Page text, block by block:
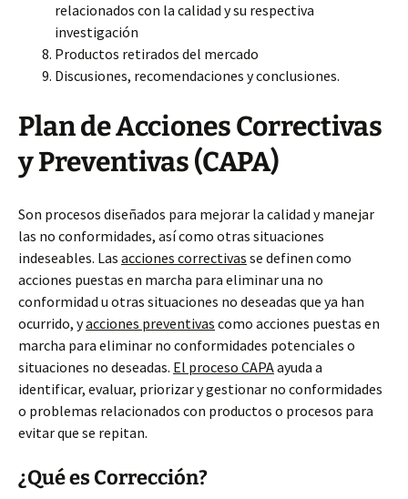
relacionados con la calidad y su respectiva
investigación
Productos retirados del mercado
Discusiones, recomendaciones y conclusiones.
Plan de Acciones Correctivas
y Preventivas (CAPA)
Son procesos diseñados para mejorar la calidad y manejar
las no conformidades, así como otras situaciones
indeseables. Las acciones correctivas se definen como
acciones puestas en marcha para eliminar una no
conformidad u otras situaciones no deseadas que ya han
ocurrido, yacciones preventivas como acciones puestas en
marcha para eliminar no conformidades potenciales o
situaciones no deseadas. El proceso CAPAayuda a
identificar, evaluar, priorizar y gestionar no conformidades
o problemas relacionados con productos o procesos para
evitar que se repitan.
¿Qué es Corrección?